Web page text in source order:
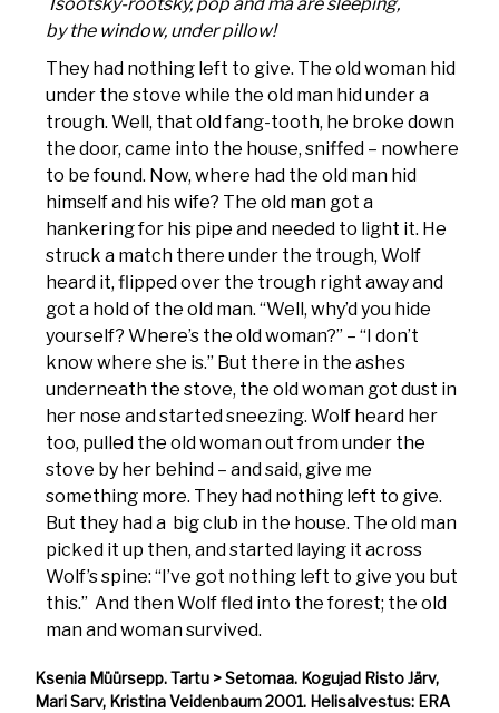
by the window, under pillow!
They had nothing left to give. The old woman hid
under the stove while the old man hid under a
trough. Well, that old fang-tooth, he broke down
the door, came into the house, sniffed – nowhere
to be found. Now, where had the old man hid
himself and his wife? The old man got a
hankering for his pipe and needed to light it. He
struck a match there under the trough, Wolf
heard it, flipped over the trough right away and
got a hold of the old man. “Well, why’d you hide
yourself? Where’s the old woman?” – “I don’t
know where she is.” But there in the ashes
underneath the stove, the old woman got dust in
her nose and started sneezing. Wolf heard her
too, pulled the old woman out from under the
stove by her behind – and said, give me
something more. They had nothing left to give.
But they had a big club in the house. The old man
picked it up then, and started laying it across
Wolf’s spine: “I’ve got nothing left to give you but
this.” And then Wolf fled into the forest; the old
man and woman survived.
Ksenia Müürsepp. Tartu > Setomaa. Kogujad Risto Järv,
Mari Sarv, Kristina Veidenbaum 2001. Helisalvestus: ERA